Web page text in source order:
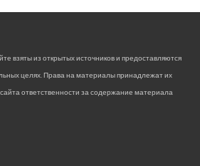
взяты из открытых источников и предоставляются
целях. Права на материалы принадлежат их
ответственности за содержание материала